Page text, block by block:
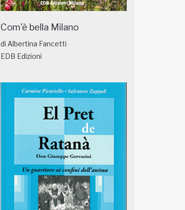
Com'è bella Milano
di Albertina Fancetti
EDB Edizioni